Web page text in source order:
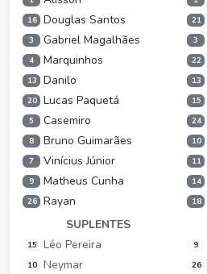
16 Douglas Santos
3 Gabriel Magalhães
4 Marquinhos
13 Danilo
20 Lucas Paquetá
5 Casemiro
8 Bruno Guimarães
7 Vinícius Júnior
9 Matheus Cunha
26
Rayan
SUPLENTES
15 Léo Pereira
10 Neymar
21
3
22
13
15
24
10
11
14
18
9
26